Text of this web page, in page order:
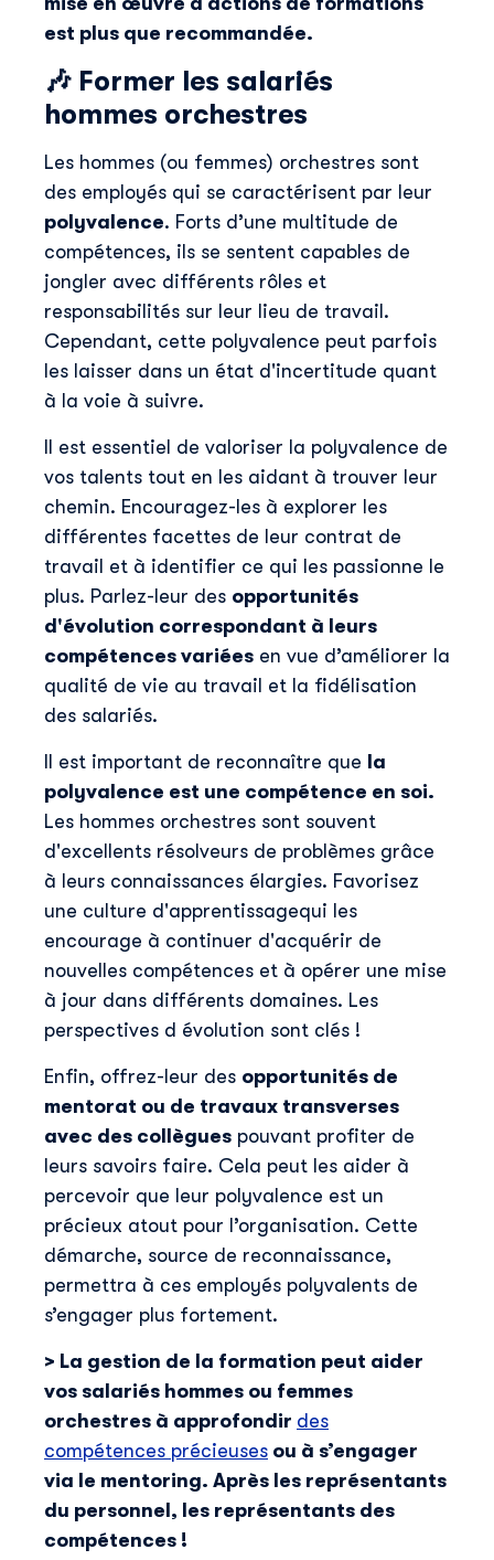
Découvrir Skillup
Prénom
E-mail professionnel*
Téléphone
Skillup utilise vos informations pour vous fournir du
contenu pertinent sur nos produits et services. Vous
détails, consultez notrepolitique de confidentialité
est plus que recommandée.
🎶 Former les salariés
hommes orchestres
Les hommes (ou femmes) orchestres sont
des employés qui se caractérisent par leur
polyvalence. Forts d’une multitude de
compétences, ils se sentent capables de
jongler avec différents rôles et
responsabilités sur leur lieu de travail.
Cependant, cette polyvalence peut parfois
les laisser dans un état d'incertitude quant
à la voie à suivre.
Il est essentiel de valoriser la polyvalence de
vos talents tout en les aidant à trouver leur
chemin. Encouragez-les à explorer les
différentes facettes de leur contrat de
travail et à identifier ce qui les passionne le
plus. Parlez-leur des opportunités
d'évolution correspondant à leurs
compétences variées en vue d’améliorer la
qualité de vie au travail et la fidélisation
des salariés.
Il est important de reconnaître que la
polyvalence est une compétence en soi.
Les hommes orchestres sont souvent
d'excellents résolveurs de problèmes grâce
à leurs connaissances élargies. Favorisez
une culture d'apprentissagequi les
encourage à continuer d'acquérir de
nouvelles compétences et à opérer une mise
à jour dans différents domaines. Les
perspectives d évolution sont clés !
Enfin, offrez-leur des opportunités de
mentorat ou de travaux transverses
avec des collègues pouvant profiter de
leurs savoirs faire. Cela peut les aider à
percevoir que leur polyvalence est un
précieux atout pour l’organisation. Cette
démarche, source de reconnaissance,
permettra à ces employés polyvalents de
s’engager plus fortement.
> La gestion de la formation peut aider
vos salariés hommes ou femmes
orchestres à approfondir des
compétences précieuses ou à s’engager
via le mentoring. Après les représentants
du personnel, les représentants des
compétences !